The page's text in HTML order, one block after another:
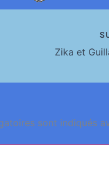
Zika et
sont indiqués